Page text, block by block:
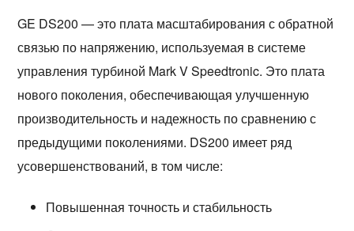
GE DS200 — это плата масштабирования с обратной
связью по напряжению, используемая в системе
управления турбиной Mark V Speedtronic. Это плата
нового поколения, обеспечивающая улучшенную
производительность и надежность по сравнению с
предыдущими поколениями. DS200 имеет ряд
усовершенствований, в том числе:
Повышенная точность и стабильность